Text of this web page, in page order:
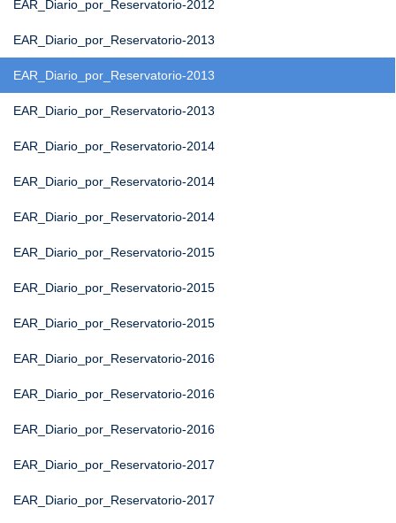
EAR_Diario_por_Reservatorio-2012
EAR_Diario_por_Reservatorio-2013
EAR_Diario_por_Reservatorio-2013
EAR_Diario_por_Reservatorio-2013
EAR_Diario_por_Reservatorio-2014
EAR_Diario_por_Reservatorio-2014
EAR_Diario_por_Reservatorio-2014
EAR_Diario_por_Reservatorio-2015
EAR_Diario_por_Reservatorio-2015
EAR_Diario_por_Reservatorio-2015
EAR_Diario_por_Reservatorio-2016
EAR_Diario_por_Reservatorio-2016
EAR_Diario_por_Reservatorio-2016
EAR_Diario_por_Reservatorio-2017
EAR_Diario_por_Reservatorio-2017